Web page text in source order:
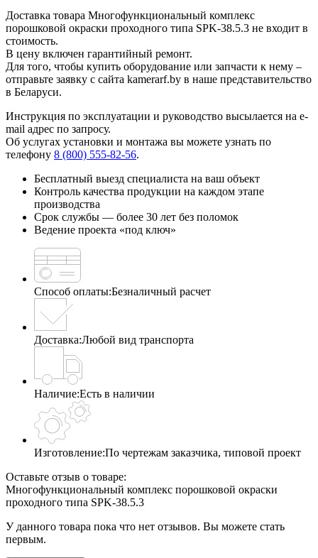
Доставка товара Многофункциональный комплекс
порошковой окраски проходного типа SPK-38.5.3 не входит в
стоимость.
В цену включен гарантийный ремонт.
Для того, чтобы купить оборудование или запчасти к нему –
отправьте заявку с сайта kamerarf.by в наше представительство
в Беларуси.
Инструкция по эксплуатации и руководство высылается на e-
mail адрес по запросу.
Об услугах установки и монтажа вы можете узнать по
телефону 8 (800) 555-82-56.
Бесплатный выезд специалиста на ваш объект
Контроль качества продукции на каждом этапе
производства
Срок службы — более 30 лет без поломок
Ведение проекта «под ключ»
Способ оплаты:Безналичный расчет
Доставка:Любой вид транспорта
Наличие:Есть в наличии
Изготовление:По чертежам заказчика, типовой проект
Оставьте отзыв о товаре:
Многофункциональный комплекс порошковой окраски
проходного типа SPK-38.5.3
У данного товара пока что нет отзывов. Вы можете стать
первым.